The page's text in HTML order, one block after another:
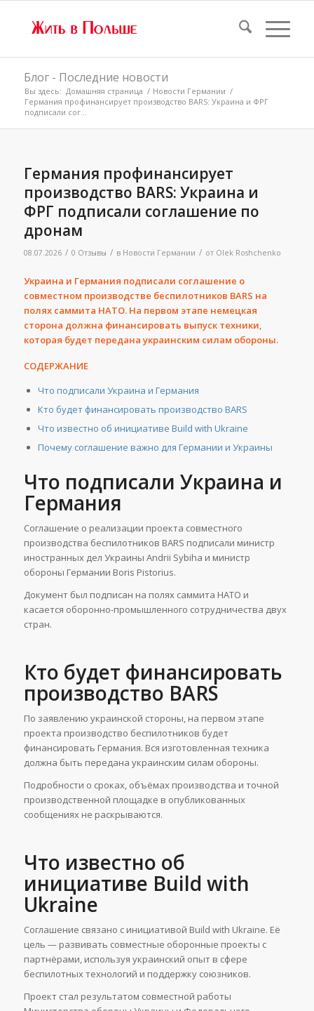
Блог - Последние новости
Вы здесь: Домашняя страница / Новости Германии /
Германия профинансирует производство BARS: Украина и ФРГ
подписали сог...
Германия профинансирует
производство BARS: Украина и
ФРГ подписали соглашение по
дронам
08.07.2026 / 0 Отзывы / в Новости Германии / от Olek Roshchenko
Украина и Германия подписали соглашение о
совместном производстве беспилотников BARS на
полях саммита НАТО. На первом этапе немецкая
сторона должна финансировать выпуск техники,
которая будет передана украинским силам обороны.
СОДЕРЖАНИЕ
Что подписали Украина и Германия
Кто будет финансировать производство BARS
Что известно об инициативе Build with Ukraine
Почему соглашение важно для Германии и Украины
Что подписали Украина и
Германия
Соглашение о реализации проекта совместного
производства беспилотников BARS подписали министр
иностранных дел Украины Andrii Sybiha и министр
обороны Германии Boris Pistorius.
Документ был подписан на полях саммита НАТО и
касается оборонно-промышленного сотрудничества двух
стран.
Кто будет финансировать
производство BARS
По заявлению украинской стороны, на первом этапе
проекта производство беспилотников будет
финансировать Германия. Вся изготовленная техника
должна быть передана украинским силам обороны.
Подробности о сроках, объёмах производства и точной
производственной площадке в опубликованных
сообщениях не раскрываются.
Что известно об
инициативе Build with
Ukraine
Соглашение связано с инициативой Build with Ukraine. Её
цель — развивать совместные оборонные проекты с
партнёрами, используя украинский опыт в сфере
беспилотных технологий и поддержку союзников.
Проект стал результатом совместной работы